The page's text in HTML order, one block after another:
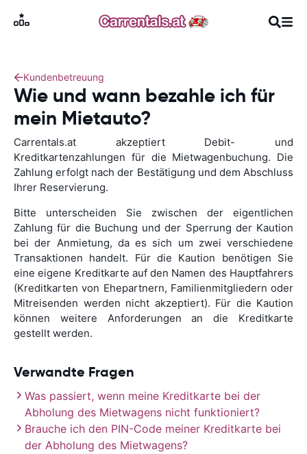
Kundenbetreuung
Wie und wann bezahle ich für
mein Mietauto?
Carrentals.at akzeptiert Debit- und
Kreditkartenzahlungen für die Mietwagenbuchung. Die
Zahlung erfolgt nach der Bestätigung und dem Abschluss
Ihrer Reservierung.
Bitte unterscheiden Sie zwischen der eigentlichen
Zahlung für die Buchung und der Sperrung der Kaution
bei der Anmietung, da es sich um zwei verschiedene
Transaktionen handelt. Für die Kaution benötigen Sie
eine eigene Kreditkarte auf den Namen des Hauptfahrers
(Kreditkarten von Ehepartnern, Familienmitgliedern oder
Mitreisenden werden nicht akzeptiert). Für die Kaution
können weitere Anforderungen an die Kreditkarte
gestellt werden.
Verwandte Fragen
Was passiert, wenn meine Kreditkarte bei der
Abholung des Mietwagens nicht funktioniert?
Brauche ich den PIN-Code meiner Kreditkarte bei
der Abholung des Mietwagens?